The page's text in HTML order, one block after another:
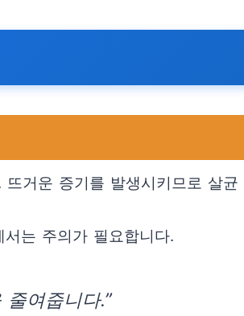
거운 증기를 발생시키므로 살균
는 주의가 필요합니다.
여줍니다.”